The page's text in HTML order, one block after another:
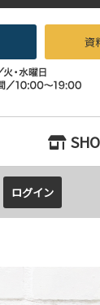
しなら、『中古資